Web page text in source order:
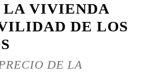
LA VIVIENDA
DE LOS
DE LA